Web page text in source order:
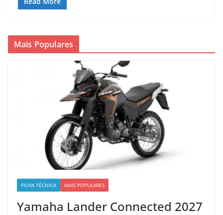
Mais Populares
FICHA TÉCNICA MAIS POPULARES
Yamaha Lander Connected 2027